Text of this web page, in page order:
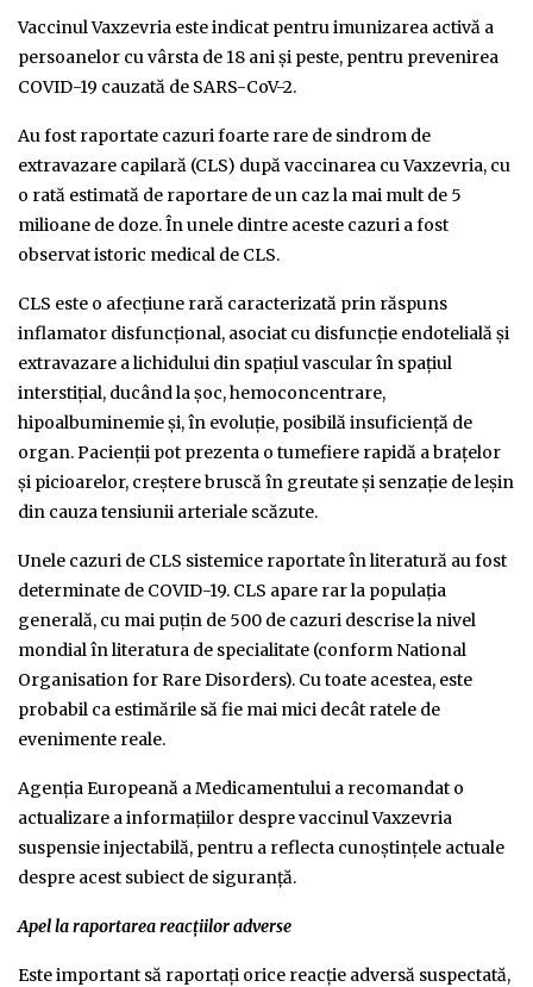
Vaccinul Vaxzevria este indicat pentru imunizarea activă a
persoanelor cu vârsta de 18 ani și peste, pentru prevenirea
COVID-19 cauzată de SARS-CoV-2.
Au fost raportate cazuri foarte rare de sindrom de
extravazare capilară (CLS) după vaccinarea cu Vaxzevria, cu
o rată estimată de raportare de un caz la mai mult de 5
milioane de doze. În unele dintre aceste cazuri a fost
observat istoric medical de CLS.
CLS este o afecțiune rară caracterizată prin răspuns
inflamator disfuncțional, asociat cu disfuncție endotelială și
extravazare a lichidului din spațiul vascular în spațiul
interstițial, ducând la șoc, hemoconcentrare,
hipoalbuminemie și, în evoluție, posibilă insuficiență de
organ. Pacienții pot prezenta o tumefiere rapidă a brațelor
și picioarelor, creștere bruscă în greutate și senzație de leșin
din cauza tensiunii arteriale scăzute.
Unele cazuri de CLS sistemice raportate în literatură au fost
determinate de COVID-19. CLS apare rar la populația
generală, cu mai puțin de 500 de cazuri descrise la nivel
mondial în literatura de specialitate (conform National
Organisation for Rare Disorders). Cu toate acestea, este
probabil ca estimările să fie mai mici decât ratele de
evenimente reale.
Agenția Europeană a Medicamentului a recomandat o
actualizare a informațiilor despre vaccinul Vaxzevria
suspensie injectabilă, pentru a reflecta cunoștințele actuale
despre acest subiect de siguranță.
Apel la raportarea reacțiilor adverse
Este important să raportaţi orice reacţie adversă suspectată,